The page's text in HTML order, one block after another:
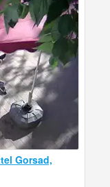
Gorsad,